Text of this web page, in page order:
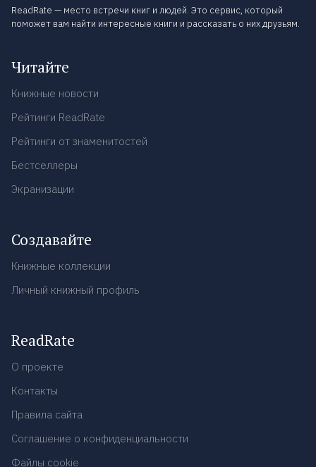
ReadRate — место встречи книг и людей. Это сервис, который
поможет вам найти интересные книги и рассказать о них друзьям.
Читайте
Книжные новости
Рейтинги ReadRate
Рейтинги от знаменитостей
Бестселлеры
Экранизации
Создавайте
Книжные коллекции
Личный книжный профиль
ReadRate
О проекте
Контакты
Правила сайта
Соглашение о конфиденциальности
Файлы cookie